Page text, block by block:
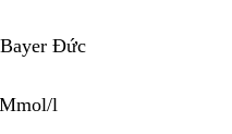
Bayer Đức
Mmol/l